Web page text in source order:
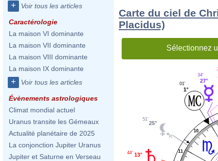
+ Voir tous les articles
Caractérologie
La maison VI dominante
La maison VII dominante
La maison VIII dominante
La maison IX dominante
+ Voir tous les articles
Évènements astrologiques
Climat mondial actuel
Uranus transite les Gémeaux
Actualité planétaire de 2025
La conjonction Jupiter Uranus
Jupiter et Saturne en Verseau
Carte du ciel de
Placidus)
Sélectionnez
10
11
27°
34'
1°
01'
25°
51'
13°
44'